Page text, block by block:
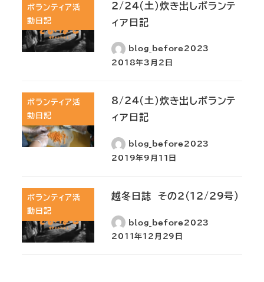
ボランティア活
動日記
2/24(土)炊き出しボランテ
ィア日記
blog_before2023
2018年3月2日
ボランティア活
動日記
8/24(土)炊き出しボランテ
ィア日記
blog_before2023
2019年9月11日
ボランティア活
動日記
越冬日誌 その２(12/29号)
blog_before2023
2011年12月29日